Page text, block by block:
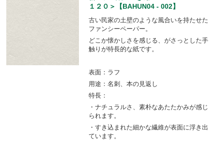
１２０＞【BAHUN04 - 002】
古い民家の土壁のような風合いを持たせた
ファンシーペーパー。
どこか懐かしさを感じる、がさっとした手
触りが特長的な紙です。
表面：ラフ
用途：名刺、本の見返し
特長：
・ナチュラルさ、素朴なあたたかみが感じ
られます。
・すき込まれた細かな繊維が表面に浮き出
ています。